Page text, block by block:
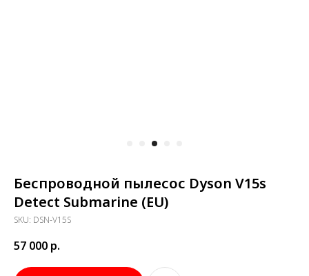
Беспроводной пылесос Dyson V15s
Detect Submarine (EU)
SKU: DSN-V15S
57 000 р.